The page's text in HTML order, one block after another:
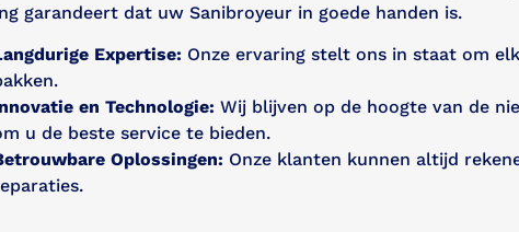
garandeert dat uw Sanibroyeur in goede handen is.
Expertise: Onze ervaring stelt ons in staat om
en Technologie: Wij blijven op de hoogte van de
u de beste service te bieden.
Oplossingen: Onze klanten kunnen altijd